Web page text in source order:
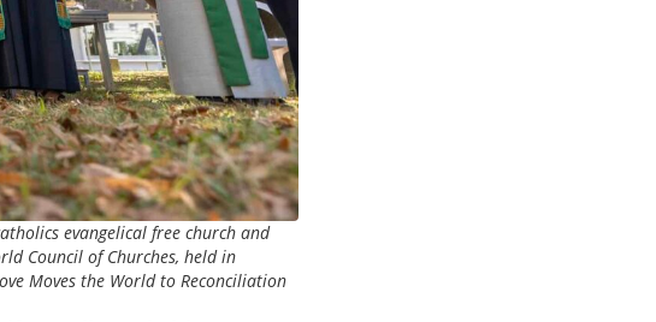
evangelical free church and
Council of Churches, held in
Moves the World to Reconciliation